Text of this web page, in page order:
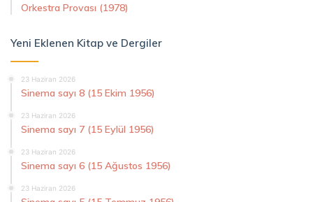
Orkestra Provası (1978)
Yeni Eklenen Kitap ve Dergiler
23 Haziran 2026
Sinema sayı 8 (15 Ekim 1956)
23 Haziran 2026
Sinema sayı 7 (15 Eylül 1956)
23 Haziran 2026
Sinema sayı 6 (15 Ağustos 1956)
23 Haziran 2026